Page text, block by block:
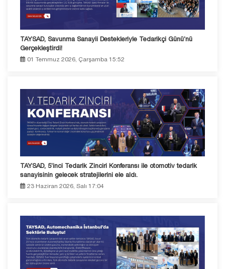
TAYSAD, Savunma Sanayii Destekleriyle Tedarikçi Günü’nü
Gerçekleştirdi!
01 Temmuz 2026, Çarşamba 15:52
TAYSAD, 5’inci Tedarik Zinciri Konferansı ile otomotiv tedarik
sanayisinin gelecek stratejilerini ele aldı.
23 Haziran 2026, Salı 17:04